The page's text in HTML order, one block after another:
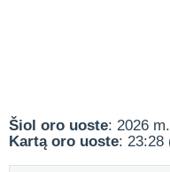
Šiol oro uoste: 2026
Kartą oro uoste: 23:28